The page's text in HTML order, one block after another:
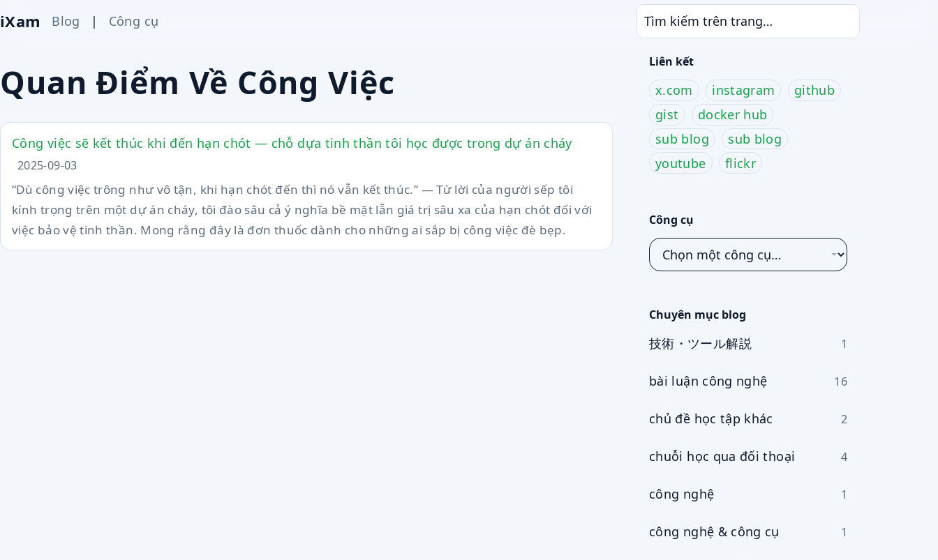
iXam Blog | Công cụ
Liên kết
x.com instagram
github
gist
docker hub
sub blog
sub blog
youtube
flickr
Công cụ
Chọn
một
cụ
Chuyên mục blog
技術・ツール解説 1
bài luận công nghệ 16
chủ đề học tập khác 2
chuỗi học qua đối thoại 4
công nghệ 1
công nghệ & công cụ 1
Quan Điểm Về Công Việc
Công việc sẽ kết thúc khi đến hạn chót — chỗ dựa tinh thần tôi học được trong dự án cháy
2025-09-03
“Dù công việc trông như vô tận, khi hạn chót đến thì nó vẫn kết thúc.” — Từ lời của người sếp tôi
kính trọng trên một dự án cháy, tôi đào sâu cả ý nghĩa bề mặt lẫn giá trị sâu xa của hạn chót đối với
việc bảo vệ tinh thần. Mong rằng đây là đơn thuốc dành cho những ai sắp bị công việc đè bẹp.